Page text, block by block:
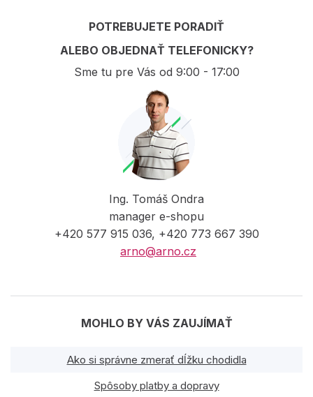
POTREBUJETE PORADIŤ
ALEBO OBJEDNAŤ TELEFONICKY?
Sme tu pre Vás od 9:00 - 17:00
Ing. Tomáš Ondra
manager e-shopu
+420 577 915 036, +420 773 667 390
arno@arno.cz
MOHLO BY VÁS ZAUJÍMAŤ
Ako si správne zmerať dĺžku chodidla
Spôsoby platby a dopravy